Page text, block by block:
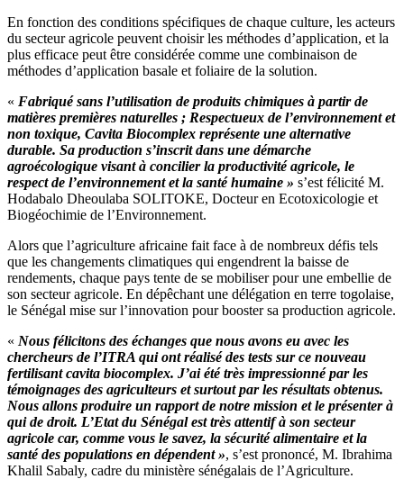
En fonction des conditions spécifiques de chaque culture, les acteurs
du secteur agricole peuvent choisir les méthodes d’application, et la
plus efficace peut être considérée comme une combinaison de
méthodes d’application basale et foliaire de la solution.
« Fabriqué sans l’utilisation de produits chimiques à partir de
matières premières naturelles ; Respectueux de l’environnement et
non toxique, Cavita Biocomplex représente une alternative
durable. Sa production s’inscrit dans une démarche
agroécologique visant à concilier la productivité agricole, le
respect de l’environnement et la santé humaine » s’est félicité M.
Hodabalo Dheoulaba SOLITOKE, Docteur en Ecotoxicologie et
Biogéochimie de l’Environnement.
Alors que l’agriculture africaine fait face à de nombreux défis tels
que les changements climatiques qui engendrent la baisse de
rendements, chaque pays tente de se mobiliser pour une embellie de
son secteur agricole. En dépêchant une délégation en terre togolaise,
le Sénégal mise sur l’innovation pour booster sa production agricole.
« Nous félicitons des échanges que nous avons eu avec les
chercheurs de l’ITRA qui ont réalisé des tests sur ce nouveau
fertilisant cavita biocomplex. J’ai été très impressionné par les
témoignages des agriculteurs et surtout par les résultats obtenus.
Nous allons produire un rapport de notre mission et le présenter à
qui de droit. L’Etat du Sénégal est très attentif à son secteur
agricole car, comme vous le savez, la sécurité alimentaire et la
santé des populations en dépendent », s’est prononcé, M. Ibrahima
Khalil Sabaly, cadre du ministère sénégalais de l’Agriculture.